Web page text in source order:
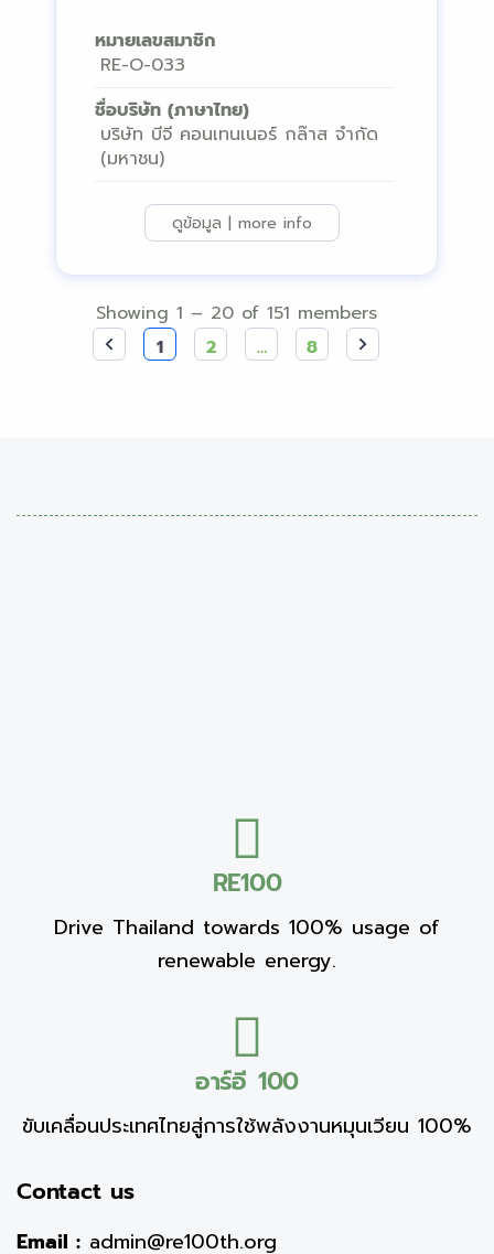
หมายเลขสมาชิก
RE-O-033
ชื่อบริษัท (ภาษาไทย)
บริษัท บีจี คอนเทนเนอร์ กล๊าส จำกัด
(มหาชน)
ดูข้อมูล | more info
Showing 1 – 20 of 151 members
1
2 … 8
RE100
Drive Thailand towards 100% usage of
renewable energy.
อาร์อี 100
ขับเคลื่อนประเทศไทยสู่การใช้พลังงานหมุนเวียน 100%
Contact us
Email : admin@re100th.org